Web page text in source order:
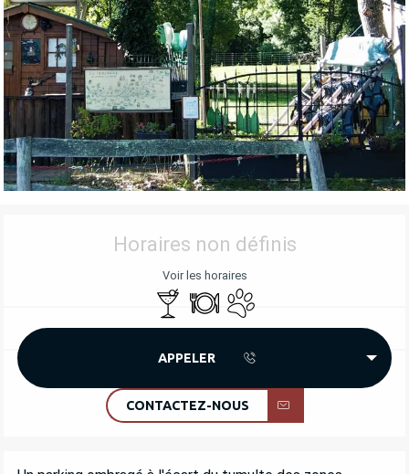
OUVERTURE ET COORDONNÉES
Horaires non définis
Voir les horaires
Bar / Buvette
RestaurantAnimaux acceptés
APPELER
CONTACTEZ-NOUS
DESCRIPTION